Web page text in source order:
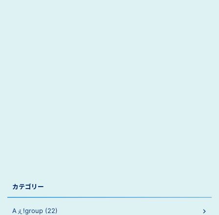
カテゴリー
Aぇ!group (22)